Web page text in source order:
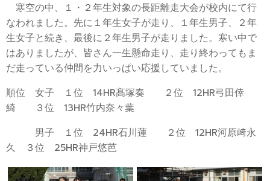
寒空の中、１・２年生対象の長距離走大会が校内にて行
なわれました。先に１年生女子が走り、１年生男子、２年
生女子と続き、最後に２年生男子が走りました。寒い中で
はありましたが、皆さん一生懸命走り、走り終わってもま
だ走っている仲間を力いっぱい応援していました。
順位 女子 １位 14HR髙塚奏 ２位 12HR弓田倖
綺 ３位 13HR竹内奈々葉
男子 １位 24HR石川蓮 ２位 12HR河原﨑永
久 ３位 25HR神戸悠芭